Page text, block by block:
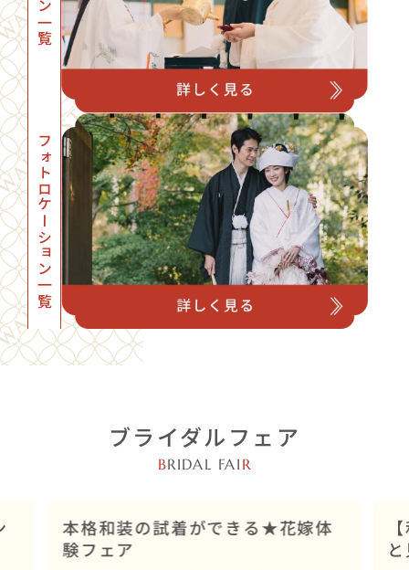
フォトロケーション一覧
ブライダルフェア
BRIDAL FAI R
本格和装の試着ができる★花嫁体
験フェア